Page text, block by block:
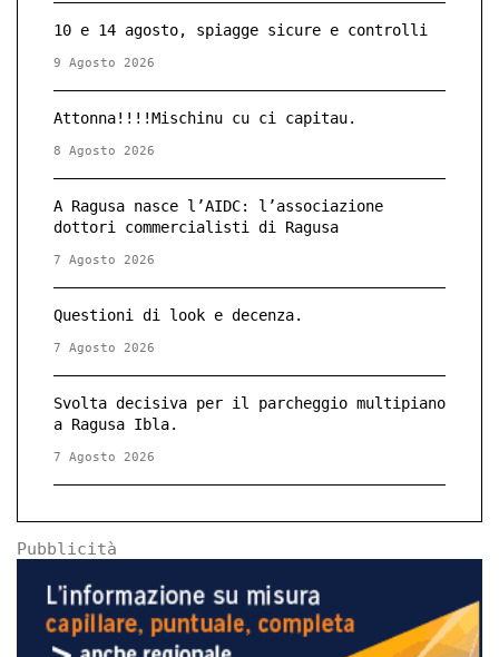
10 e 14 agosto, spiagge sicure e controlli
9 Agosto 2026
Attonna!!!!Mischinu cu ci capitau.
8 Agosto 2026
A Ragusa nasce l’AIDC: l’associazione
dottori commercialisti di Ragusa
7 Agosto 2026
Questioni di look e decenza.
7 Agosto 2026
Svolta decisiva per il parcheggio multipiano
a Ragusa Ibla.
7 Agosto 2026
Pubblicità